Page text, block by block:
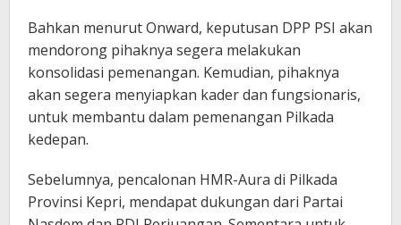
Bahkan menurut Onward, keputusan DPP PSI akan
mendorong pihaknya segera melakukan
konsolidasi pemenangan. Kemudian, pihaknya
akan segera menyiapkan kader dan fungsionaris,
untuk membantu dalam pemenangan Pilkada
kedepan.
Sebelumnya, pencalonan HMR-Aura di Pilkada
Provinsi Kepri, mendapat dukungan dari Partai